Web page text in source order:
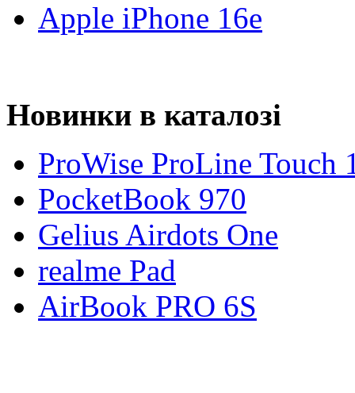
Apple iPhone 16e
Новинки в каталозі
ProWise ProLine Touch
PocketBook 970
Gelius Airdots One
realme Pad
AirBook PRO 6S